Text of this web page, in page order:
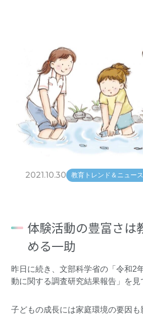
2021.10.30 教育トレンド＆ニュース
体験活動の豊富さは
める一助
昨日 に続き、文部科学省の 「令和2
動に関する調査研究結果報告」 を見
子どもの成長には家庭環境の要因も